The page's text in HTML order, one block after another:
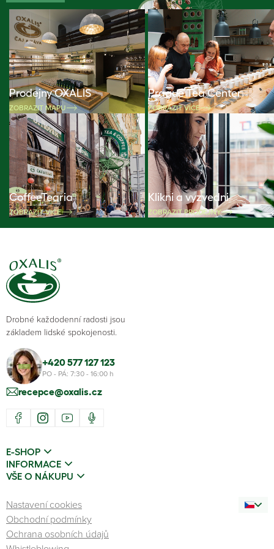
Prodejny OXALIS
ZOBRAZIT MAPU
Prague Tea Center
ZOBRAZIT VÍCE
CoffeeTearia
ZOBRAZIT VÍCE
Klikni a vyzvedni
ZOBRAZIT PRODEJNY
Drobné každodenní radosti jsou
základem lidské spokojenosti.
+420 577 127 123
PO - PÁ: 7:30 - 16:00 h
recepce@oxalis.cz
E-SHOP
INFORMACE
VŠE O NÁKUPU
Nastavení cookies
Obchodní podmínky
Ochrana osobních údajů